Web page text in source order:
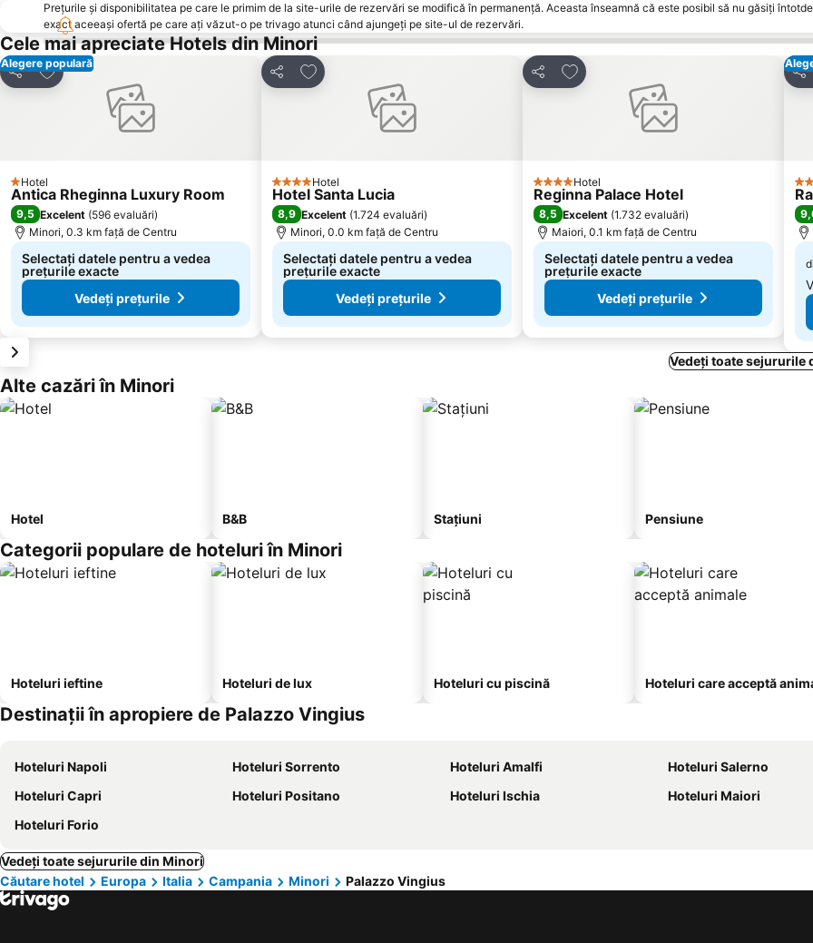
Prețurile și disponibilitatea pe care le primim de la site-urile de rezervări se modifică în permanență. Aceasta înseamnă că este posibil să nu găsiți
exact aceeași ofertă pe care ați văzut-o pe trivago atunci când ajungeți pe site-ul de rezervări.
Cele mai apreciate Hotels din Minori
Alegere populară
Distribuiți
Adăugaţi la favorite
1 Stele
Hotel
Antica Rheginna Luxury Room
9,5 Excelent (596 evaluări)
Minori, 0.3 km faţă de Centru
Selectați datele pentru a vedea
prețurile exacte
Vedeți prețurile
Distribuiți
Adăugaţi la favorite
4 Stele Hotel
Hotel Santa Lucia
8,9 Excelent (1.724 evaluări)
Minori, 0.0 km faţă de Centru
Selectați datele pentru a vedea
prețurile exacte
Vedeți prețurile
Distribuiți
Adăugaţi la favorite
4 SteleHotel
Reginna Palace Hotel
8,5 Excelent (1.732 evaluări)
Maiori, 0.1 km faţă de Centru
Selectați datele pentru a vedea
prețurile exacte
Vedeți prețurile
4
Vedeți toate sejururile
Alte cazări în Minori
Hotel B&B Stațiuni Pensiune
Categorii populare de hoteluri în Minori
Hoteluri ieftine Hoteluri de lux Hoteluri cu piscină Hoteluri care acceptă
Destinații în apropiere de Palazzo Vingius
Hoteluri Napoli Hoteluri Sorrento Hoteluri Amalfi
Hoteluri Salerno
Hoteluri Capri
Hoteluri Positano Hoteluri Ischia
Hoteluri Maiori
Hoteluri Forio
Vedeți toate sejururile din Minori
Căutare hotel
Europa Italia Campania Minori Palazzo Vingius